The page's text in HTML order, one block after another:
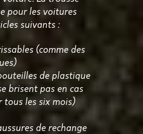
pour les voitures
suivants :
(comme des
de plastique
brisent pas en cas
tous les six mois)
de rechange